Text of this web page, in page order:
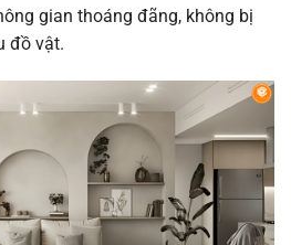
gian thoáng đãng, không bị
đồ vật.